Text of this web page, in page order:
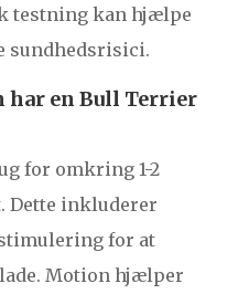
testning kan hjælpe
sundhedsrisici.
har en Bull Terrier
for omkring 1-2
Dette inkluderer
for at
Motion hjælper